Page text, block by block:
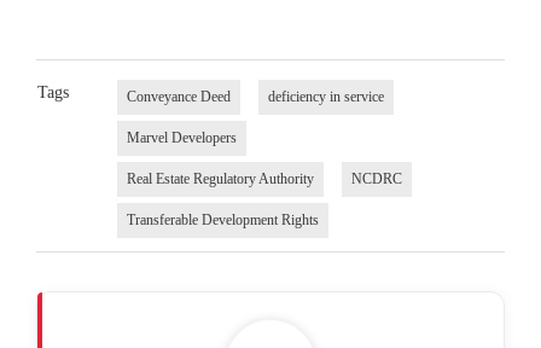
Tags Conveyance Deed deficiency in service
Marvel Developers
Real Estate Regulatory Authority NCDRC
Transferable Development Rights